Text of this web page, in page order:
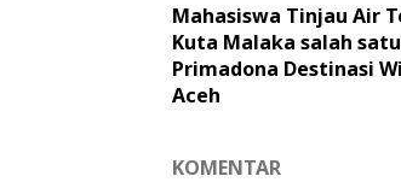
Mahasiswa Tinjau Air
Kuta Malaka salah satu
Primadona Destinasi
Aceh
KOMENTAR